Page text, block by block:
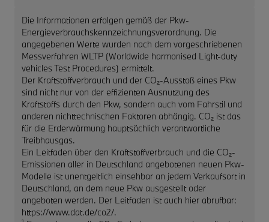
Die Informationen erfolgen gemäß der Pkw-
Energieverbrauchskennzeichnungsverordnung. Die
angegebenen Werte wurden nach dem vorgeschriebenen
Messverfahren WLTP (Worldwide harmonised Light-duty
vehicles Test Procedures) ermittelt.
Der Kraftstoffverbrauch und der CO₂-Ausstoß eines Pkw
sind nicht nur von der effizienten Ausnutzung des
Kraftstoffs durch den Pkw, sondern auch vom Fahrstil und
anderen nichttechnischen Faktoren abhängig. CO₂ ist das
für die Erderwärmung hauptsächlich verantwortliche
Treibhausgas.
Ein Leitfaden über den Kraftstoffverbrauch und die CO₂-
Emissionen aller in Deutschland angebotenen neuen Pkw-
Modelle ist unentgeltlich einsehbar an jedem Verkaufsort in
Deutschland, an dem neue Pkw ausgestellt oder
angeboten werden. Der Leitfaden ist auch hier abrufbar:
https://www.dat.de/co2/.